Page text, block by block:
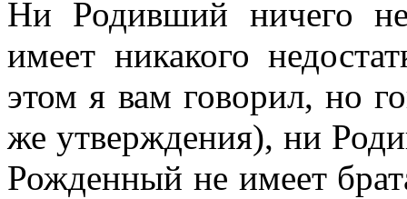
Ни Родивший ничего
имеет никакого
этом я вам говорил, но
же утверждения), ни
Рожденный не имеет